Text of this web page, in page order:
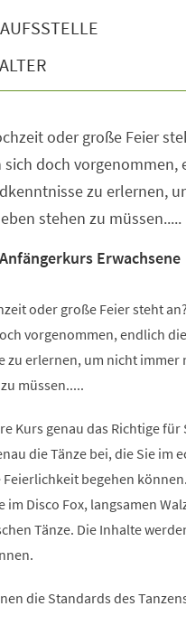
oder große Feier
sich doch vorgenommen,
zu erlernen,
stehen zu müssen.....
Erwachsene
oder große Feier steht
vorgenommen, endlich
zu erlernen, um nicht immer
müssen.....
Kurs genau das Richtige für
die Tänze bei, die Sie im
Feierlichkeit begehen
Disco Fox, langsamen
Tänze. Die Inhalte
die Standards des